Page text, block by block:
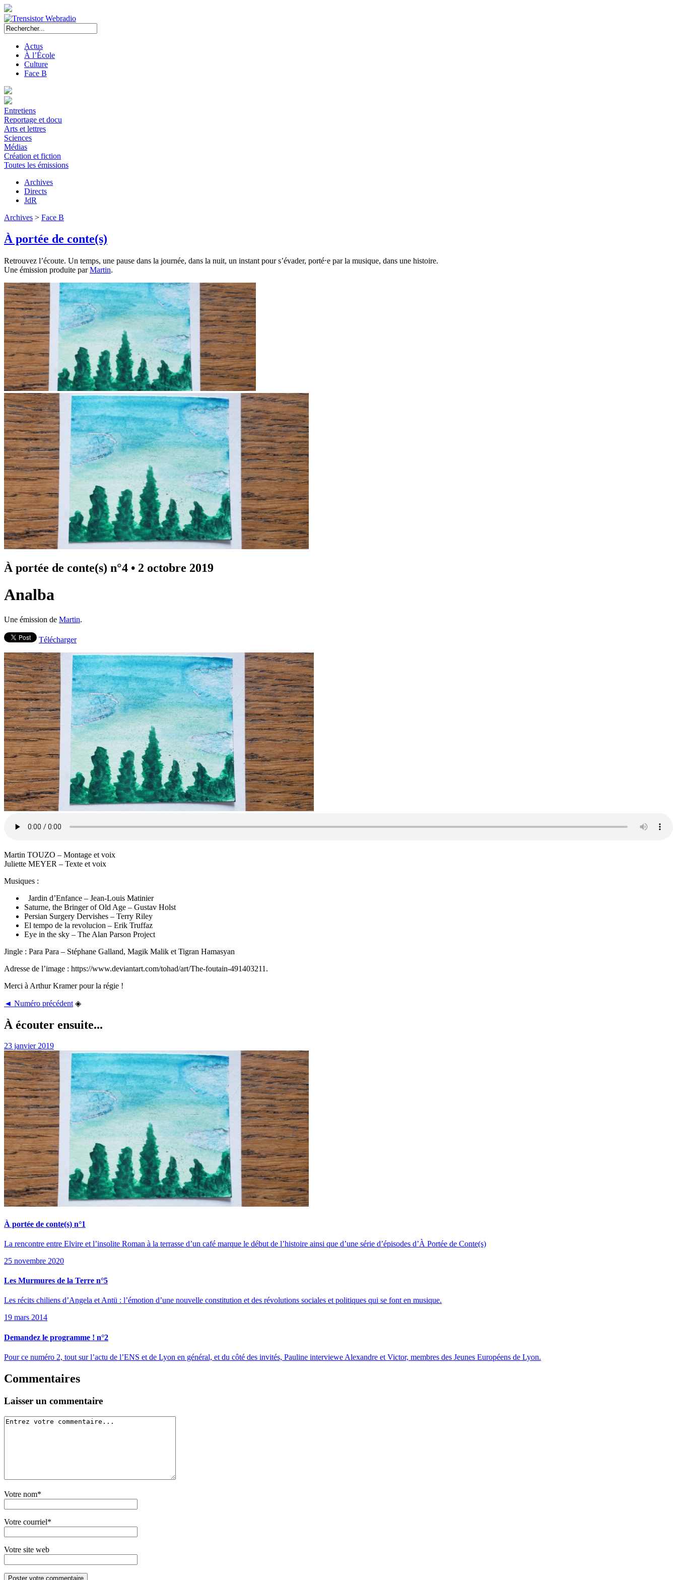
Actus
À l’École
Culture
Face B
Entretiens
Reportage et docu
Arts et lettres
Sciences
Médias
Création et fiction
Toutes les émissions
Archives
Directs
JdR
Archives > Face B
À portée de conte(s)
Retrouvez l’écoute. Un temps, une pause dans la journée, dans la nuit, un instant pour s’évader, porté⋅e par la musique, dans une histoire.
Une émission produite parMartin.
À portée de conte(s) n°4 • 2 octobre 2019
Analba
Une émission de Martin.
Télécharger
Martin TOUZO – Montage et voix
Juliette MEYER – Texte et voix
Musiques :
Jardin d’Enfance – Jean-Louis Matinier
Saturne, the Bringer of Old Age – Gustav Holst
Persian Surgery Dervishes – Terry Riley
El tempo de la revolucion – Erik Truffaz
Eye in the sky – The Alan Parson Project
Jingle : Para Para – Stéphane Galland, Magik Malik et Tigran Hamasyan
Adresse de l’image : https://www.deviantart.com/tohad/art/The-foutain-491403211.
Merci à Arthur Kramer pour la régie !
◄ Numéro précédent ◈
À écouter ensuite...
23 janvier 2019
À portée de conte(s) n°1
La rencontre entre Elvire et l’insolite Roman à la terrasse d’un café marque le début de l’histoire ainsi que d’une série d’épisodes d’À Portée de Conte(s)
25 novembre 2020
Les Murmures de la Terre n°5
Les récits chiliens d’Angela et Antü : l’émotion d’une nouvelle constitution et des révolutions sociales et politiques qui se font en musique.
19 mars 2014
Demandez le programme ! n°2
Pour ce numéro 2, tout sur l’actu de l’ENS et de Lyon en général, et du côté des invités, Pauline interviewe Alexandre et Victor, membres des Jeunes Européens de Lyon.
Commentaires
Laisser un commentaire
Votre nom*
Votre courriel*
Votre site web